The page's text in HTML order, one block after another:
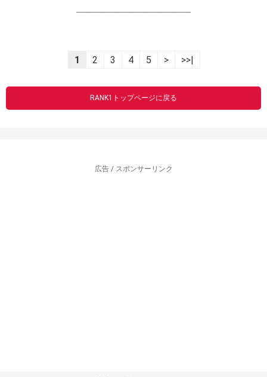
----------------------------------------------------------------
1 2 3 4 5 > >>|
RANK1トップページに戻る
広告 / スポンサーリンク